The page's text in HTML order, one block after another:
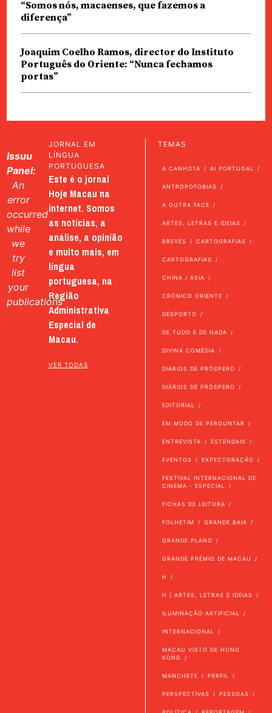
“Somos nós, macaenses, que fazemos a
diferença”
Joaquim Coelho Ramos, director do Instituto
Português do Oriente: “Nunca fechamos
portas”
Issuu
Panel:
An
error
occurred
while
we
try
list
your
publications
JORNAL EM
LÍNGUA
PORTUGUESA
Este é o jornal
Hoje Macau na
internet. Somos
as notícias, a
análise, a opinião
e muito mais, em
língua
portuguesa, na
Região
Administrativa
Especial de
Macau.
VER TODAS
TEMAS
A CANHOTA AI PORTUGAL
ANTROPOFOBIAS
A OUTRA FACE
ARTES, LETRAS E IDEIAS
BREVES CARTOGRAFIAS
CARTOGRAFIAS
CHINA / ÁSIA
CRÓNICO ORIENTE
DESPORTO
DE TUDO E DE NADA
DIVINA COMÉDIA
DIÁRIOS DE PRÓSPERO
DIÁRIOS DE PRÓSPERO
EDITORIAL
EM MODO DE PERGUNTAR
ENTREVISTA ESTENDAIS
EVENTOS EXPECTORAÇÃO
FESTIVAL INTERNACIONAL DE
CINEMA - ESPECIAL
FICHAS DE LEITURA
FOLHETIM GRANDE BAÍA
GRANDE PLANO
GRANDE PRÉMIO DE MACAU
H
H | ARTES, LETRAS E IDEIAS
ILUMINAÇÃO ARTIFICIAL
INTERNACIONAL
MACAU VISTO DE HONG
KONG
MANCHETE PERFIL
PERSPECTIVAS PESSOAS